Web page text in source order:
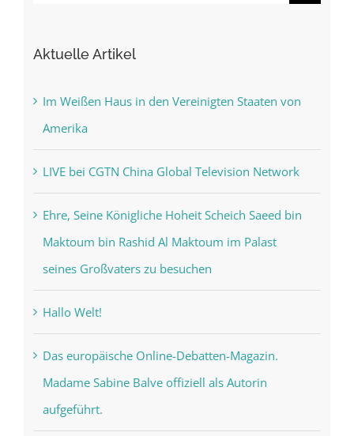
Aktuelle Artikel
Im Weißen Haus in den Vereinigten Staaten von
Amerika
LIVE bei CGTN China Global Television Network
Ehre, Seine Königliche Hoheit Scheich Saeed bin
Maktoum bin Rashid Al Maktoum im Palast
seines Großvaters zu besuchen
Hallo Welt!
Das europäische Online-Debatten-Magazin.
Madame Sabine Balve offiziell als Autorin
aufgeführt.